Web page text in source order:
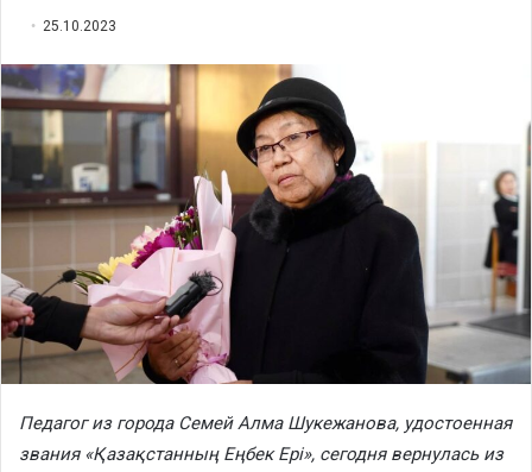
25.10.2023
Педагог из города Семей Алма Шукежанова, удостоенная
звания «Қазақстанның Еңбек Ері», сегодня вернулась из